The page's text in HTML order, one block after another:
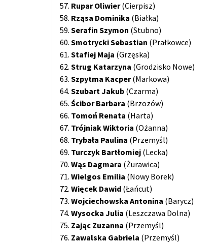
57. Rupar Oliwier(Cierpisz)
58. Rząsa Dominika (Białka)
59. Serafin Szymon (Stubno)
60. Smotrycki Sebastian (Prałkowce)
61. Stafiej Maja (Grzęska)
62. Strug Katarzyna (Grodzisko Nowe)
63. Szpytma Kacper(Markowa)
64. Szubart Jakub (Czarma)
65. Ścibor Barbara (Brzozów)
66. Tomoń Renata (Harta)
67. Trójniak Wiktoria (Ożanna)
68. Trybała Paulina (Przemyśl)
69. Turczyk Bartłomiej (Lecka)
70. Wąs Dagmara (Żurawica)
71. Wielgos Emilia (Nowy Borek)
72. Więcek Dawid (Łańcut)
73. Wojciechowska Antonina (Barycz)
74. Wysocka Julia (Leszczawa Dolna)
75. Zając Zuzanna (Przemyśl)
76. Zawalska Gabriela (Przemyśl)